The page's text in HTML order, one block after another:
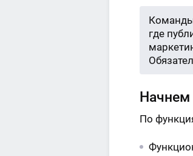
Команды
где
Начнем
По